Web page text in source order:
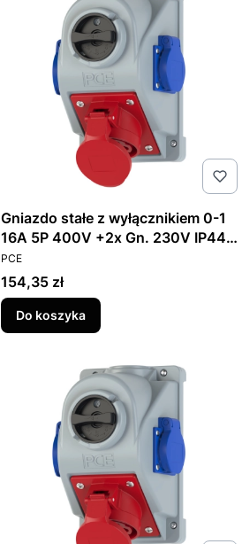
Gniazdo stałe z wyłącznikiem 0-1
16A 5P 400V +2x Gn. 230V IP44
COMBO-POL
PRODUCENT
PCE
Cena
154,35 zł
Do koszyka